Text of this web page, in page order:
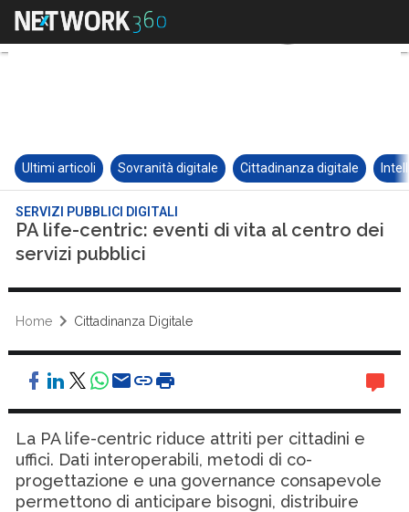
Ultimi articoli Sovranità digitale Cittadinanza digitale
SERVIZI PUBBLICI DIGITALI
PA life-centric: eventi di vita al centro dei
servizi pubblici
Home Cittadinanza Digitale
La PA life-centric riduce attriti per cittadini e
uffici. Dati interoperabili, metodi di co-
progettazione e una governance consapevole
permettono di anticipare bisogni, distribuire